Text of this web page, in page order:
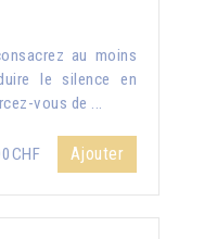
au moins
le silence en
vous de ...
Ajouter